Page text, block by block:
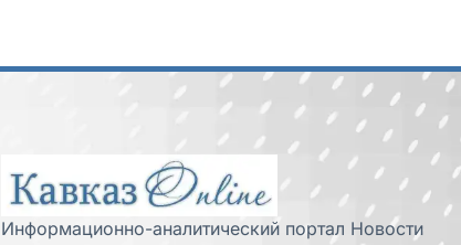
Информационно-аналитический портал Новости